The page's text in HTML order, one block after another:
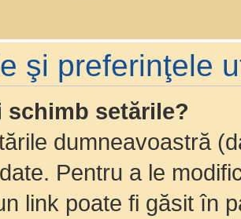
şi preferinţele
schimb setările?
dumneavoastră
Pentru a le
link poate fi găsit în